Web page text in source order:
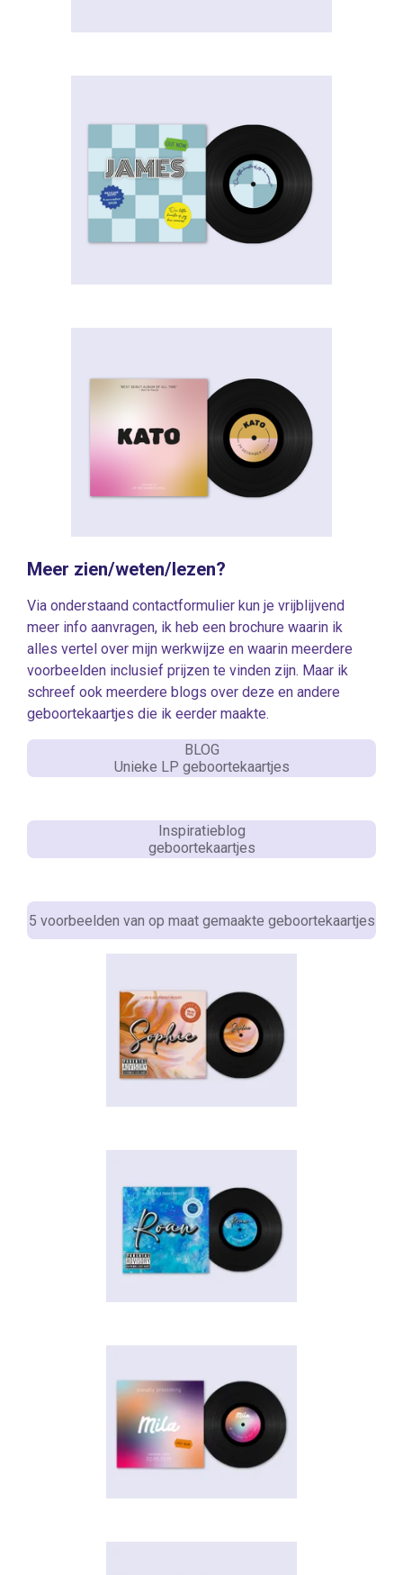
Meer zien/weten/lezen?
Via onderstaand contactformulier kun je vrijblijvend
meer info aanvragen, ik heb een brochure waarin ik
alles vertel over mijn werkwijze en waarin meerdere
voorbeelden inclusief prijzen te vinden zijn. Maar ik
schreef ook meerdere blogs over deze en andere
geboortekaartjes die ik eerder maakte.
BLOG
Unieke LP geboortekaartjes
Inspiratieblog
geboortekaartjes
5 voorbeelden van op maat gemaakte geboortekaartjes